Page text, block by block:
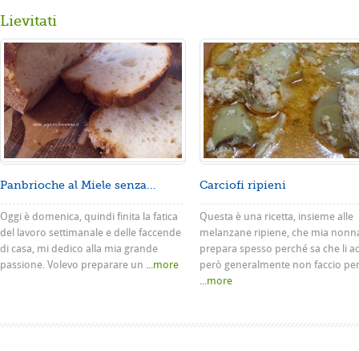
Lievitati
Panbrioche al Miele senza...
Oggi è domenica, quindi finita la fatica
del lavoro settimanale e delle faccende
di casa, mi dedico alla mia grande
passione. Volevo preparare un ...more
Carciofi ripieni
Questa è una ricetta, insieme alle
melanzane ripiene, che mia
prepara spesso perché sa che li
però generalmente non faccio
...more